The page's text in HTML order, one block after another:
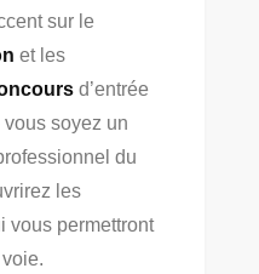
sur le
et les
d’entrée
soyez un
du
les
vous permettront